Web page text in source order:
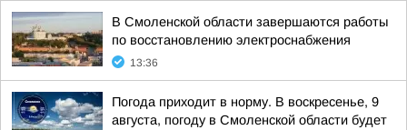
В Смоленской области завершаются работы
по восстановлению электроснабжения
13:36
Погода приходит в норму. В воскресенье, 9
августа, погоду в Смоленской области будет